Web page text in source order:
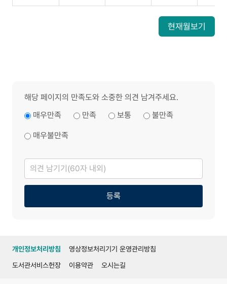
현재월보기
해당 페이지의 만족도와 소중한 의견 남겨주세요.
매우만족
만족 보통 불만족
매우불만족
의
견
남
기
등록
개인정보처리방침
영상정보처리기기 운영관리방침
도서관서비스헌장
이용약관 오시는길